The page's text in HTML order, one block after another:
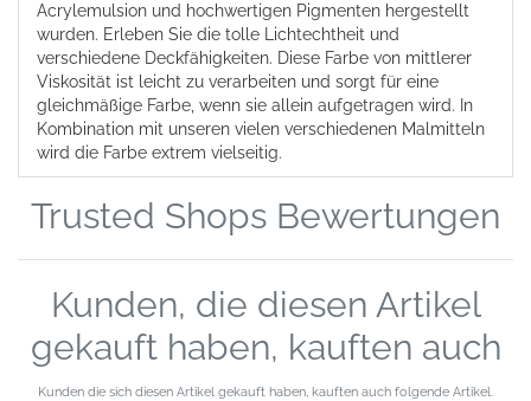
Acrylemulsion und hochwertigen Pigmenten hergestellt
wurden. Erleben Sie die tolle Lichtechtheit und
verschiedene Deckfähigkeiten. Diese Farbe von mittlerer
Viskosität ist leicht zu verarbeiten und sorgt für eine
gleichmäßige Farbe, wenn sie allein aufgetragen wird. In
Kombination mit unseren vielen verschiedenen Malmitteln
wird die Farbe extrem vielseitig.
Trusted Shops Bewertungen
Kunden, die diesen Artikel
gekauft haben, kauften auch
Kunden die sich diesen Artikel gekauft haben, kauften auch folgende Artikel.